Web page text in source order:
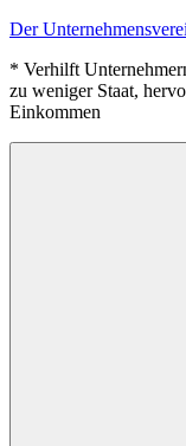
Zum
springen
Der
* Verhilft
zu weniger Staat,
Einkommen